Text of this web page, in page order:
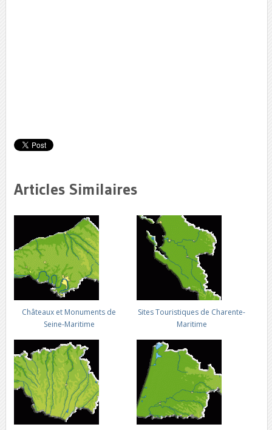
Articles Similaires
Châteaux et Monuments de
Seine-Maritime
Sites Touristiques de Charente-
Maritime